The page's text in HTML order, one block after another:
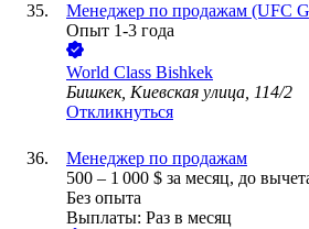
Менеджер по продажам (UFC
Опыт 1-3 года
World Class Bishkek
Бишкек, Киевская улица, 114/2
Откликнуться
Менеджер по продажам
500 – 1 000 $ за месяц, до
Без опыта
Выплаты: Раз в месяц